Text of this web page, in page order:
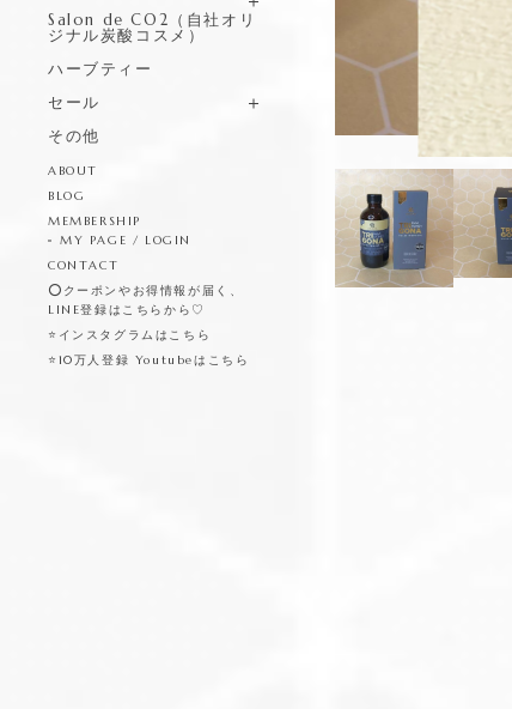
Salon de CO2（自社オリ
ジナル炭酸コスメ）
ハーブティー
セール
その他
ABOUT
BLOG
MEMBERSHIP
MY PAGE / LOGIN
CONTACT
⭕️クーポンやお得情報が届く、
LINE登録はこちらから♡
⭐️インスタグラムはこちら
⭐️10万人登録 Youtubeはこちら